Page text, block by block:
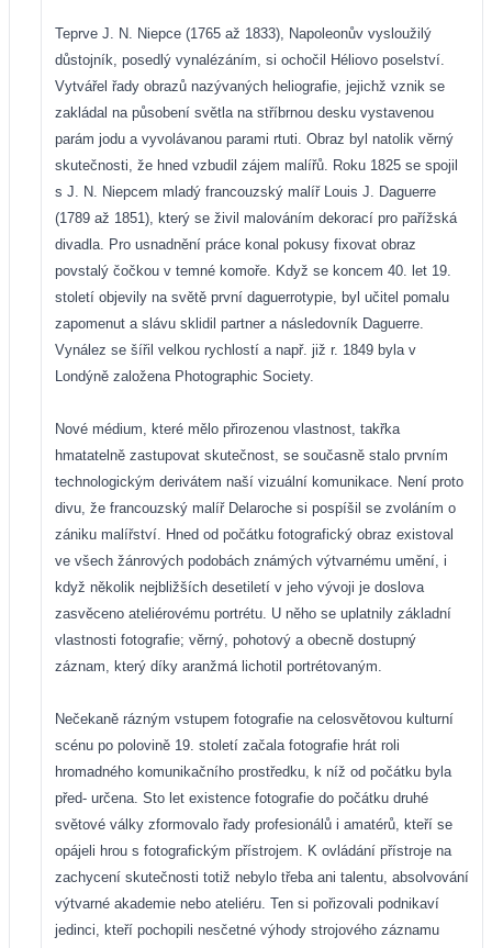
Teprve J. N. Niepce (1765 až 1833), Napoleonův vysloužilý
důstojník, posedlý vynalézáním, si ochočil Héliovo poselství.
Vytvářel řady obrazů nazývaných heliografie, jejichž vznik se
zakládal na působení světla na stříbrnou desku vystavenou
parám jodu a vyvolávanou parami rtuti. Obraz byl natolik věrný
skutečnosti, že hned vzbudil zájem malířů. Roku 1825 se spojil
s J. N. Niepcem mladý francouzský malíř Louis J. Daguerre
(1789 až 1851), který se živil malováním dekorací pro pařížská
divadla. Pro usnadnění práce konal pokusy fixovat obraz
povstalý čočkou v temné komoře. Když se koncem 40. let 19.
století objevily na světě první daguerrotypie, byl učitel pomalu
zapomenut a slávu sklidil partner a následovník Daguerre.
Vynález se šířil velkou rychlostí a např. již r. 1849 byla v
Londýně založena Photographic Society.
Nové médium, které mělo přirozenou vlastnost, takřka
hmatatelně zastupovat skutečnost, se současně stalo prvním
technologickým derivátem naší vizuální komunikace. Není proto
divu, že francouzský malíř Delaroche si pospíšil se zvoláním o
zániku malířství. Hned od počátku fotografický obraz existoval
ve všech žánrových podobách známých výtvarnému umění, i
když několik nejbližších desetiletí v jeho vývoji je doslova
zasvěceno ateliérovému portrétu. U něho se uplatnily základní
vlastnosti fotografie; věrný, pohotový a obecně dostupný
záznam, který díky aranžmá lichotil portrétovaným.
Nečekaně rázným vstupem fotografie na celosvětovou kulturní
scénu po polovině 19. století začala fotografie hrát roli
hromadného komunikačního prostředku, k níž od počátku byla
před- určena. Sto let existence fotografie do počátku druhé
světové války zformovalo řady profesionálů i amatérů, kteří se
opájeli hrou s fotografickým přístrojem. K ovládání přístroje na
zachycení skutečnosti totiž nebylo třeba ani talentu, absolvování
výtvarné akademie nebo ateliéru. Ten si pořizovali podnikaví
jedinci, kteří pochopili nesčetné výhody strojového záznamu